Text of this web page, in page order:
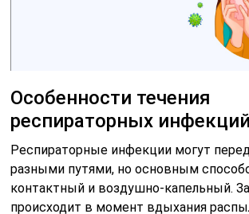
Особенности течения
респираторных инфекций
Респираторные инфекции могут
разными путями, но основным
контактный и воздушно-капельный.
происходит в момент вдыхания